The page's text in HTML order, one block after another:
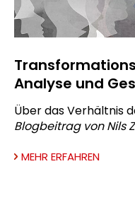
Analyse und
Über das Verhältnis
Blogbeitrag von Nils
MEHR ERFAHREN